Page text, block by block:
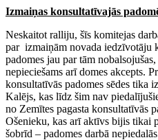
Izmaiņas konsultatīvajās
Neskaitot ralliju, šīs komitejas
par izmaiņām novada iedzīvotāju
padomes jau par tām
nepieciešams arī domes akcepts.
konsultatīvās padomes sēdes tika
Kalējs, kas līdz šim nav
no Zemītes pagasta konsultatīvās
Ošenieku, kas arī aktīvs bijis tikai
šobrīd – padomes darbā